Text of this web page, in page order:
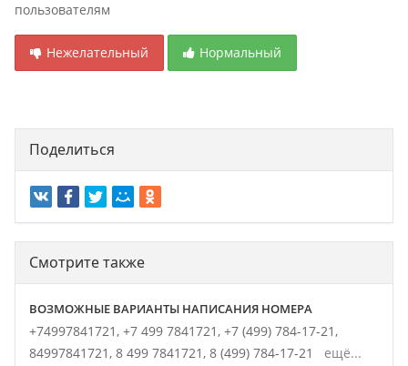
пользователям
Нежелательный Нормальный
Поделиться
Смотрите также
ВОЗМОЖНЫЕ ВАРИАНТЫ НАПИСАНИЯ НОМЕРА
+74997841721, +7 499 7841721, +7 (499) 784-17-21,
84997841721, 8 499 7841721, 8 (499) 784-17-21 ещё...